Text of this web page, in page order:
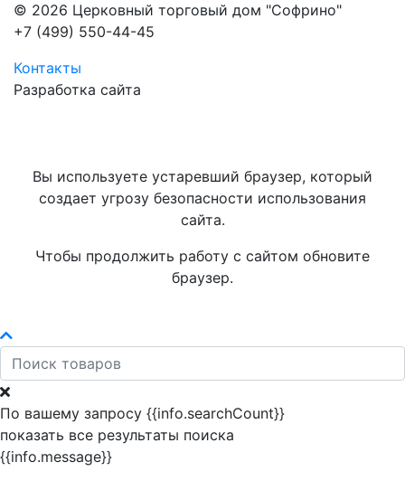
© 2026 Церковный торговый дом "Софрино"
+7 (499) 550-44-45
Контакты
Разработка сайта
Вы используете устаревший браузер, который
создает угрозу безопасности использования
сайта.
Чтобы продолжить работу с сайтом обновите
браузер.
По вашему запросу {{info.searchCount}}
показать все результаты поиска
{{info.message}}